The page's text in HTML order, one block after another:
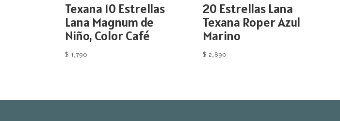
Texana 10 Estrellas
Lana Magnum de
Niño, Color Café
$ 1,790
20 Estrellas Lana
Texana Roper Azul
Marino
$ 2,890